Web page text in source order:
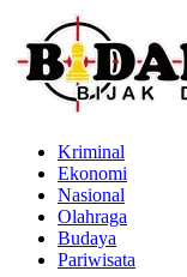
Kriminal
Ekonomi
Nasional
Olahraga
Budaya
Pariwisata